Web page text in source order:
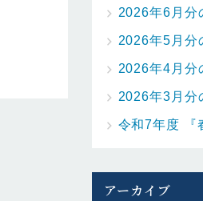
アーカイブ